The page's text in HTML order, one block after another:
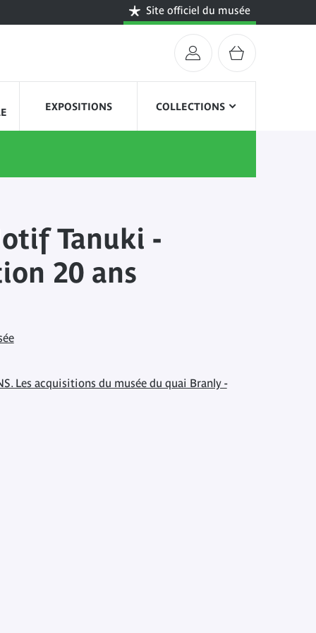
Site officiel du musée
EXPOSITIONS COLLECTIONS
Tanuki -
20 ans
Les acquisitions du musée du quai Branly -